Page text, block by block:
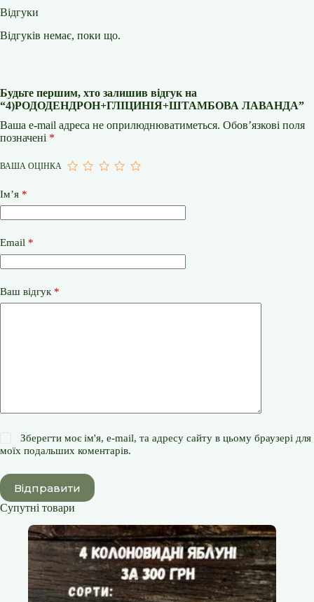
Відгуки
Відгуків немає, поки що.
Будьте першим, хто залишив відгук на
“4)РОДОДЕНДРОН+ГЛІЦИНІЯ+ШТАМБОВА ЛАВАНДА”
Ваша e-mail адреса не оприлюднюватиметься. Обов’язкові поля
позначені *
ВАША ОЦІНКА
Ім’я *
Email *
Ваш відгук *
Зберегти моє ім'я, e-mail, та адресу сайту в цьому браузері для
моїх подальших коментарів.
Відправити
Супутні товари